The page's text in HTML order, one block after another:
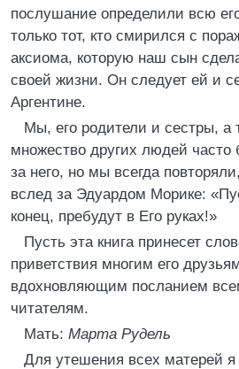
послушание определили всю
только тот, кто смирился с
аксиома, которую наш сын
своей жизни. Он следует ей и
Аргентине.
Мы, его родители и сестры, а
множество других людей
за него, но мы всегда
вслед за Эдуардом Морике:
конец, пребудут в Его руках!»
Пусть эта книга принесет
приветствия многим его
вдохновляющим посланием
читателям.
Мать: Марта Рудель
Для утешения всех матерей я